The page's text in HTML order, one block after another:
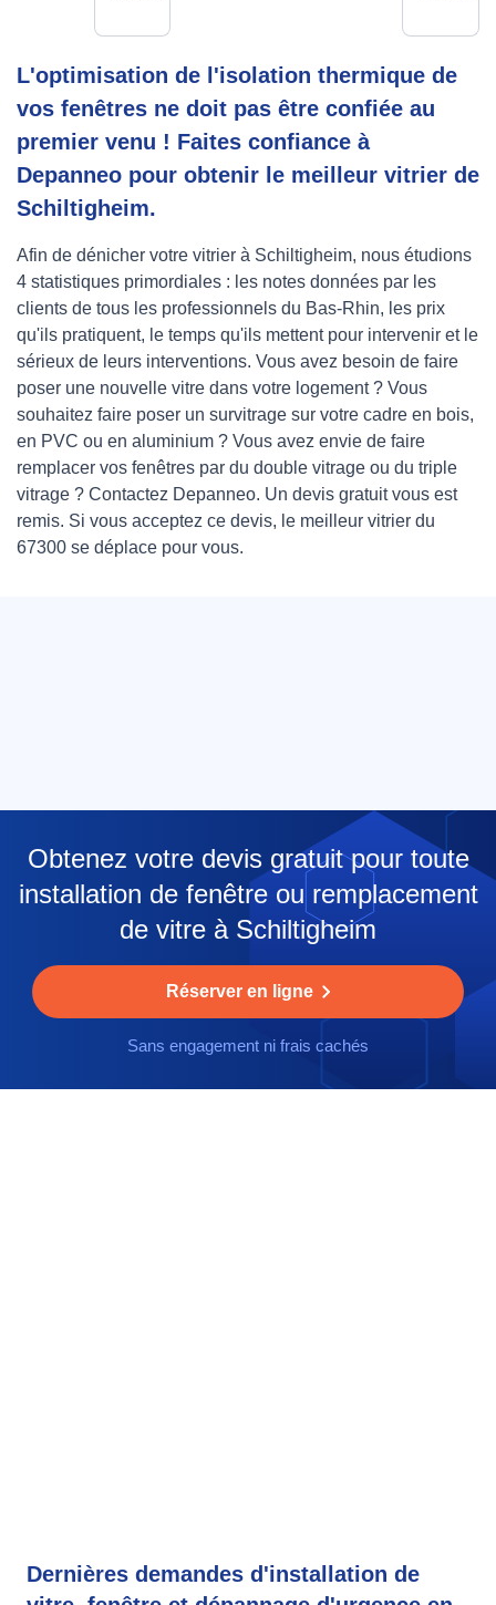
L'optimisation de l'isolation thermique de
vos fenêtres ne doit pas être confiée au
premier venu ! Faites confiance à
Depanneo pour obtenir le meilleur vitrier de
Schiltigheim.
Afin de dénicher votre vitrier à Schiltigheim, nous étudions
4 statistiques primordiales : les notes données par les
clients de tous les professionnels du Bas-Rhin, les prix
qu'ils pratiquent, le temps qu'ils mettent pour intervenir et le
sérieux de leurs interventions. Vous avez besoin de faire
poser une nouvelle vitre dans votre logement ? Vous
souhaitez faire poser un survitrage sur votre cadre en bois,
en PVC ou en aluminium ? Vous avez envie de faire
remplacer vos fenêtres par du double vitrage ou du triple
vitrage ? Contactez Depanneo. Un devis gratuit vous est
remis. Si vous acceptez ce devis, le meilleur vitrier du
67300 se déplace pour vous.
Obtenez votre devis gratuit pour toute
installation de fenêtre ou remplacement
de vitre à Schiltigheim
Réserver en ligne
Sans engagement ni frais cachés
Dernières demandes d'installation de